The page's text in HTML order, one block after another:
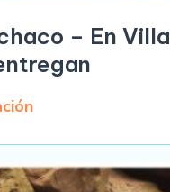
– En Villa